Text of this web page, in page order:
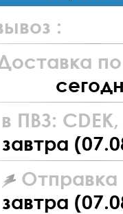
:
ПВЗ: CDEK,
завтра
Отправка
завтра